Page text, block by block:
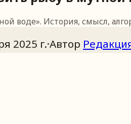
воде». История, смысл,
2025 г.·Автор